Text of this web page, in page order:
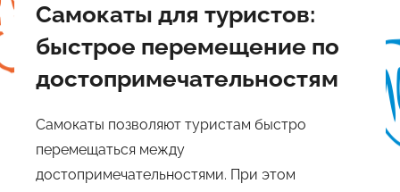
Самокаты для туристов:
быстрое перемещение по
достопримечательностям
Самокаты позволяют туристам быстро
перемещаться между
достопримечательностями. При этом